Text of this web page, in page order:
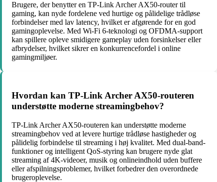
Brugere, der benytter en TP-Link Archer AX50-router til
gaming, kan nyde fordelene ved hurtige og pålidelige trådløse
forbindelser med lav latency, hvilket er afgørende for en god
gamingoplevelse. Med Wi-Fi 6-teknologi og OFDMA-support
kan spillere opleve smidigere gameplay uden forsinkelser eller
afbrydelser, hvilket sikrer en konkurrencefordel i online
gamingmiljøer.
Hvordan kan TP-Link Archer AX50-routeren
understøtte moderne streamingbehov?
TP-Link Archer AX50-routeren kan understøtte moderne
streamingbehov ved at levere hurtige trådløse hastigheder og
pålidelig forbindelse til streaming i høj kvalitet. Med dual-band-
funktioner og intelligent QoS-styring kan brugere nyde glat
streaming af 4K-videoer, musik og onlineindhold uden buffere
eller afspilningsproblemer, hvilket forbedrer den overordnede
brugeroplevelse.